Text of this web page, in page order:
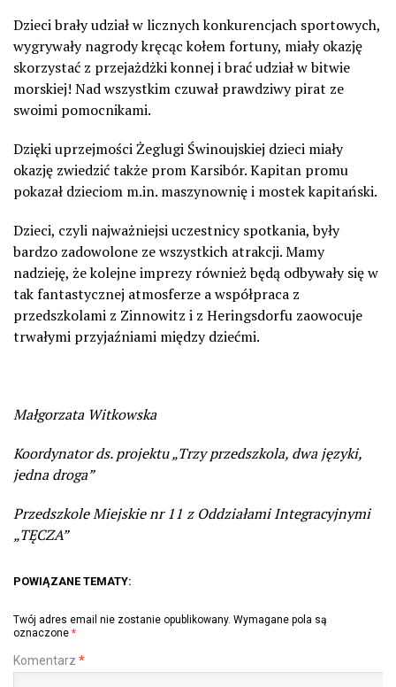
Dzieci brały udział w licznych konkurencjach sportowych,
wygrywały nagrody kręcąc kołem fortuny, miały okazję
skorzystać z przejażdżki konnej i brać udział w bitwie
morskiej! Nad wszystkim czuwał prawdziwy pirat ze
swoimi pomocnikami.
Dzięki uprzejmości Żeglugi Świnoujskiej dzieci miały
okazję zwiedzić także prom Karsibór. Kapitan promu
pokazał dzieciom m.in. maszynownię i mostek kapitański.
Dzieci, czyli najważniejsi uczestnicy spotkania, były
bardzo zadowolone ze wszystkich atrakcji. Mamy
nadzieję, że kolejne imprezy również będą odbywały się w
tak fantastycznej atmosferze a współpraca z
przedszkolami z Zinnowitz i z Heringsdorfu zaowocuje
trwałymi przyjaźniami między dziećmi.
Małgorzata Witkowska
Koordynator ds. projektu „Trzy przedszkola, dwa języki,
jedna droga”
Przedszkole Miejskie nr 11 z Oddziałami Integracyjnymi
„TĘCZA”
POWIĄZANE TEMATY:
Twój adres email nie zostanie opublikowany. Wymagane pola są
oznaczone *
Komentarz *